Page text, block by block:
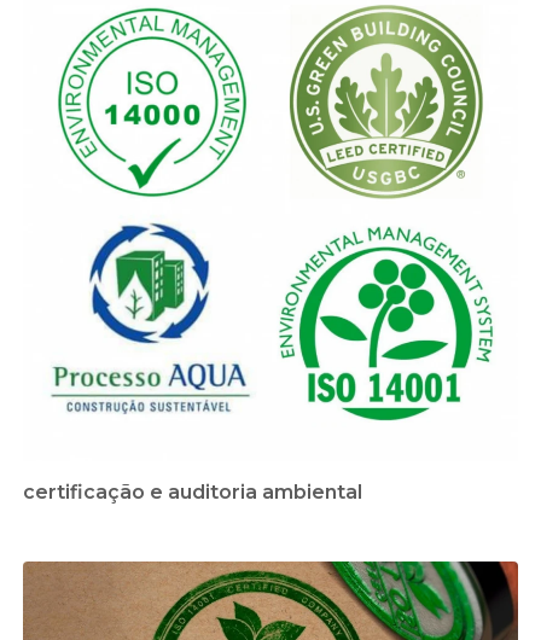
certificação e auditoria ambiental